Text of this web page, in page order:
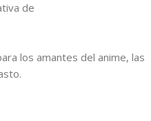
de
los amantes del anime, las